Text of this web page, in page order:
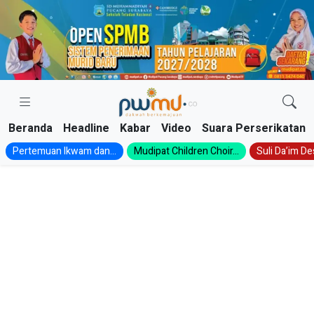
Skip
content
Beranda Headline Kabar Video Suara Perserikatan
Pertemuan Ikwam dan... Mudipat Children Choir... Suli Da’im